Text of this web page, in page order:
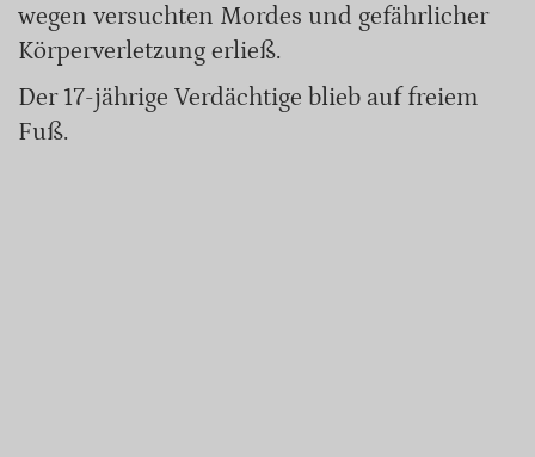
wegen versuchten Mordes und gefährlicher
Körperverletzung erließ.
Der 17-jährige Verdächtige blieb auf freiem
Fuß.